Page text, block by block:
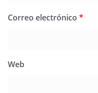
Correo electrónico *
Web